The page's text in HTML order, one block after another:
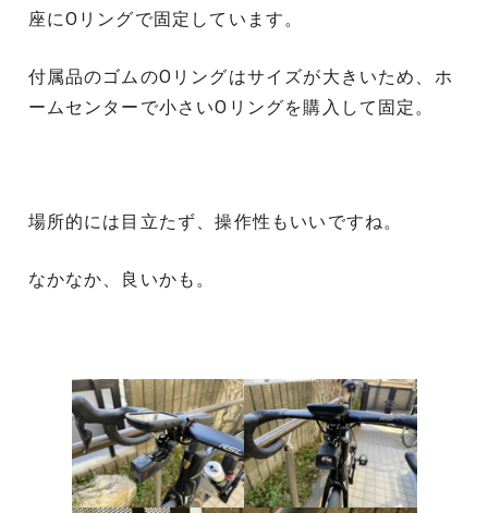
座にOリングで固定しています。
付属品のゴムのOリングはサイズが大きいため、ホ
ームセンターで小さいOリングを購入して固定。
場所的には目立たず、操作性もいいですね。
なかなか、良いかも。